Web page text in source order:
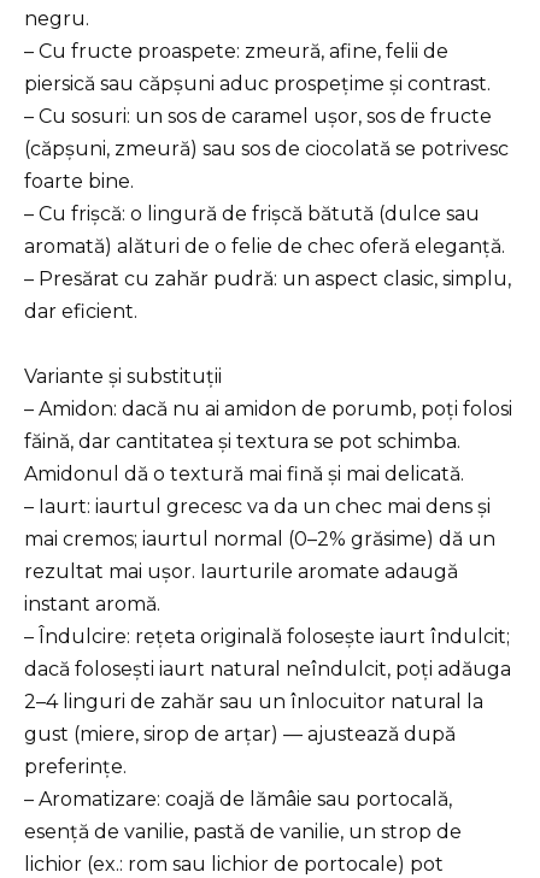
negru.
– Cu fructe proaspete: zmeură, afine, felii de
piersică sau căpșuni aduc prospețime și contrast.
– Cu sosuri: un sos de caramel ușor, sos de fructe
(căpșuni, zmeură) sau sos de ciocolată se potrivesc
foarte bine.
– Cu frișcă: o lingură de frișcă bătută (dulce sau
aromată) alături de o felie de chec oferă eleganță.
– Presărat cu zahăr pudră: un aspect clasic, simplu,
dar eficient.
Variante și substituții
– Amidon: dacă nu ai amidon de porumb, poți folosi
făină, dar cantitatea și textura se pot schimba.
Amidonul dă o textură mai fină și mai delicată.
– Iaurt: iaurtul grecesc va da un chec mai dens și
mai cremos; iaurtul normal (0–2% grăsime) dă un
rezultat mai ușor. Iaurturile aromate adaugă
instant aromă.
– Îndulcire: rețeta originală folosește iaurt îndulcit;
dacă folosești iaurt natural neîndulcit, poți adăuga
2–4 linguri de zahăr sau un înlocuitor natural la
gust (miere, sirop de arțar) — ajustează după
preferințe.
– Aromatizare: coajă de lămâie sau portocală,
esență de vanilie, pastă de vanilie, un strop de
lichior (ex.: rom sau lichior de portocale) pot